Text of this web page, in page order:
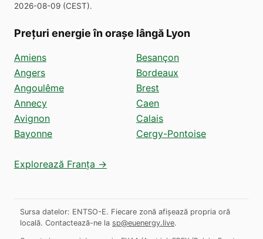
2026-08-09 (CEST).
Prețuri energie în orașe lângă Lyon
Amiens
Angers
Angoulême
Annecy
Avignon
Bayonne
Besançon
Bordeaux
Brest
Caen
Calais
Cergy-Pontoise
Explorează Franța →
Sursa datelor: ENTSO-E. Fiecare zonă afișează propria oră
locală. Contactează-ne la sp@euenergy.live.